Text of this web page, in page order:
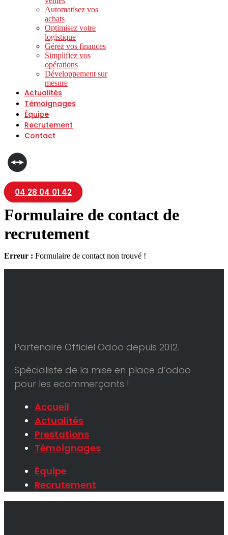
Automatisez vos
achats
Optimisez votre
logistique
Gérez vos finances
Simplifiez vos
opérations
Développement sur
mesure
Actualités
Témoignages
Équipe
Recrutement
Contact
04 28 04 01 42
Formulaire de contact de
recrutement
Erreur : Formulaire de contact non trouvé !
Partenaire Officiel Odoo depuis 2012.
Spécialiste de la mise en place d’odoo
pour les ecommerçants !
Accueil
Actualités
Prestations
Témoignages
Équipe
Recrutement